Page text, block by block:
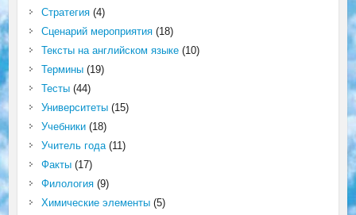
Стратегия(4)
Сценарий мероприятия(18)
Тексты на английском языке(10)
Термины(19)
Тесты(44)
Университеты(15)
Учебники(18)
Учитель года(11)
Факты(17)
Филология(9)
Химические элементы(5)